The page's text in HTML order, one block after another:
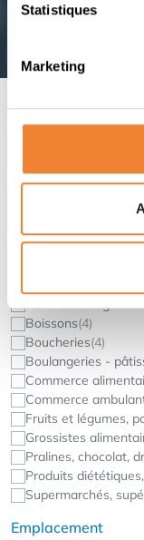
Statistiques
Marketing
Créez une recherche
ici
Secteur
Alimentation
Boissons(4)
Boucheries(4)
Boulangeries -
Commerce
Commerce
Fruits et légumes,
Grossistes
Pralines, chocolat,
Produits
Supermarchés,
Emplacement